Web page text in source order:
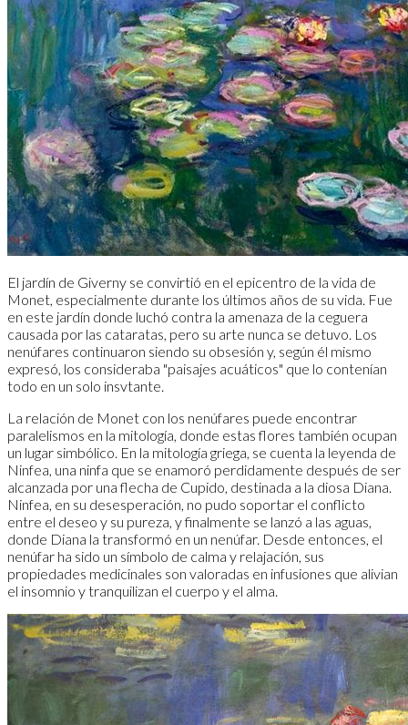
El jardín de Giverny se convirtió en el epicentro de la vida de
Monet, especialmente durante los últimos años de su vida. Fue
en este jardín donde luchó contra la amenaza de la ceguera
causada por las cataratas, pero su arte nunca se detuvo. Los
nenúfares continuaron siendo su obsesión y, según él mismo
expresó, los consideraba "paisajes acuáticos" que lo contenían
todo en un solo insvtante.
La relación de Monet con los nenúfares puede encontrar
paralelismos en la mitología, donde estas flores también ocupan
un lugar simbólico. En la mitología griega, se cuenta la leyenda de
Ninfea, una ninfa que se enamoró perdidamente después de ser
alcanzada por una flecha de Cupido, destinada a la diosa Diana.
Ninfea, en su desesperación, no pudo soportar el conflicto
entre el deseo y su pureza, y finalmente se lanzó a las aguas,
donde Diana la transformó en un nenúfar. Desde entonces, el
nenúfar ha sido un símbolo de calma y relajación, sus
propiedades medicinales son valoradas en infusiones que alivian
el insomnio y tranquilizan el cuerpo y el alma.